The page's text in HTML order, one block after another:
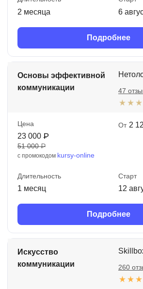
2 месяца 6
Подробнее
Основы эффективной
коммуникации
47
Цена
23 000 ₽
51 000 ₽
с промокодом kursy-online
От 2
Длительность
1 месяц
Старт
12
Подробнее
Искусство
коммуникации
260